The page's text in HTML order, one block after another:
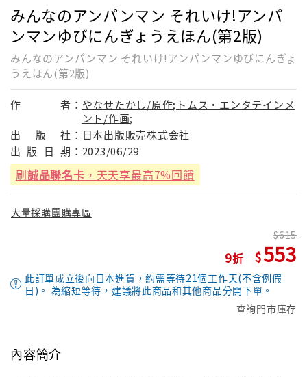
みんなのアンパンマン それいけ!アンパ
ンマンゆびにんぎょうえほん(第2版)
みんなのアンパンマン それいけ!アンパンマンゆびにんぎょ
うえほん(第2版)
作 者： やなせたかし/原作;トムス・エンタテインメ
ント/作画;
出
版 社： 日本出版販売株式会社
出 版 日 期： 2023/06/29
刷誠品聯名卡 ，天天享最高7%回饋
大量採購團購專區
9
615
553
此訂單成立後向日本進貨，約需等待21個工作天(不含例假
日)。 為縮短等待，建議將此商品和其他商品分開下單。
查詢門市庫存
內容簡介